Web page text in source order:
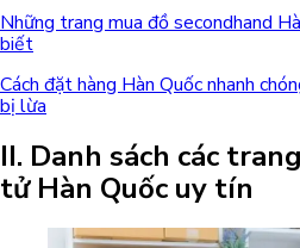
Những trang mua đồ secondhand
biết
Cách đặt hàng Hàn Quốc nhanh
bị lừa
II. Danh sách các
tử Hàn Quốc uy tín